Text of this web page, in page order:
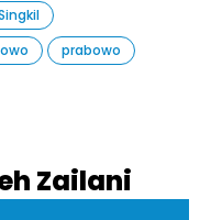
prabowo
Zailani